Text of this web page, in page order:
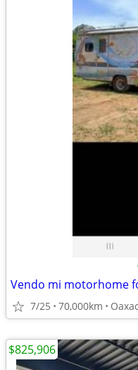
Vendo mi motorhome
7/25 70,000km
$825,906